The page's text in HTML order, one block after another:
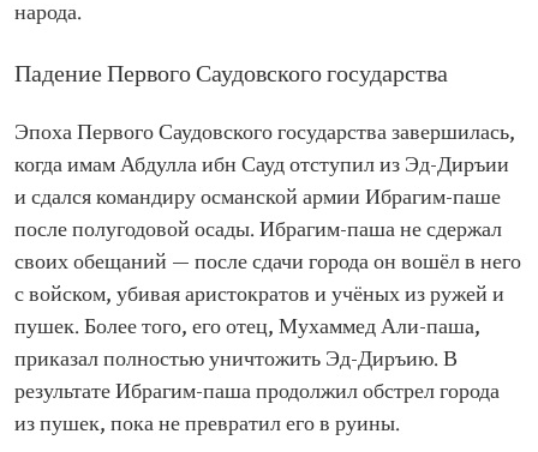
народа.
Падение Первого Саудовского государства
Эпоха Первого Саудовского государства завершилась,
когда имам Абдулла ибн Сауд отступил из Эд-Диръии
и сдался командиру османской армии Ибрагим-паше
после полугодовой осады. Ибрагим-паша не сдержал
своих обещаний — после сдачи города он вошёл в него
с войском, убивая аристократов и учёных из ружей и
пушек. Более того, его отец, Мухаммед Али-паша,
приказал полностью уничтожить Эд-Диръию. В
результате Ибрагим-паша продолжил обстрел города
из пушек, пока не превратил его в руины.